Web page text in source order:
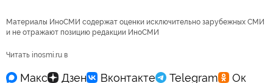
Материалы ИноСМИ содержат оценки исключительно зарубежных СМИ
и не отражают позицию редакции ИноСМИ
Читать inosmi.ru в